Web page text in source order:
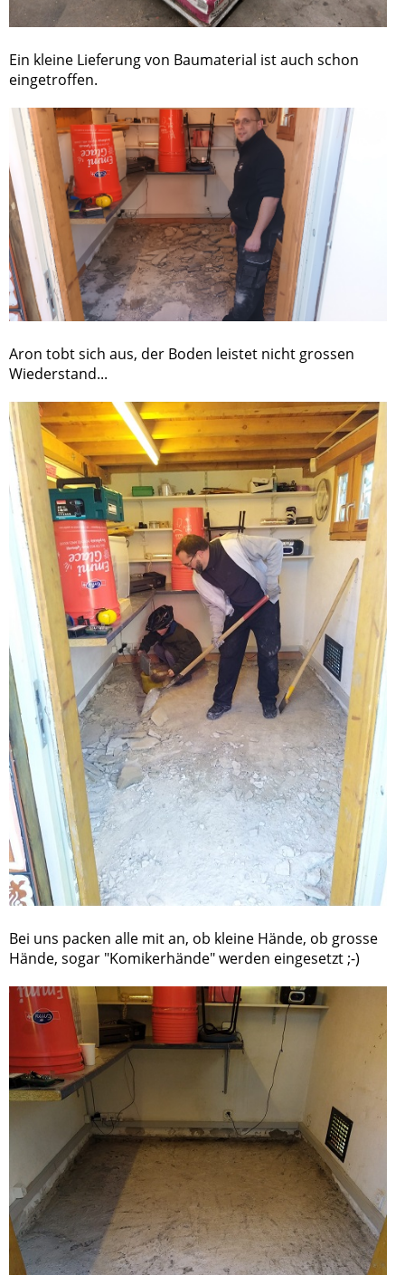
Ein kleine Lieferung von Baumaterial ist auch schon
eingetroffen.
Aron tobt sich aus, der Boden leistet nicht grossen
Wiederstand...
Bei uns packen alle mit an, ob kleine Hände, ob grosse
Hände, sogar "Komikerhände" werden eingesetzt ;-)